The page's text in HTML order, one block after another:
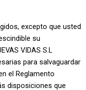
excepto que usted
su
VIDAS S.L
para salvaguardar
el Reglamento
disposiciones que